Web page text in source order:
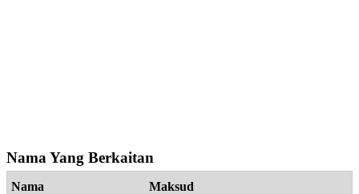
Nama Yang Berkaitan
Nama Maksud